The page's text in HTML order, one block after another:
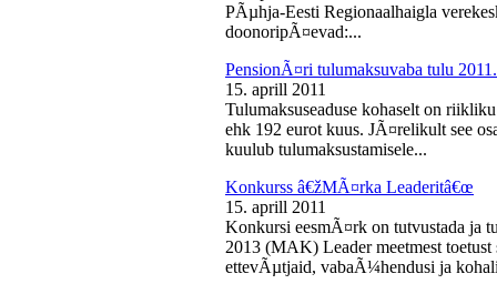
PÃµhja-Eesti Regionaalhaigla
doonoripÃ¤evad:...
PensionÃ¤ri tulumaksuvaba tulu
15. aprill 2011
Tulumaksuseaduse kohaselt on
ehk 192 eurot kuus. JÃ¤relikult see
kuulub tulumaksustamisele...
Konkurss â€žMÃ¤rka Leaderitâ€œ
15. aprill 2011
Konkursi eesmÃ¤rk on tutvustada ja
2013 (MAK) Leader meetmest
ettevÃµtjaid, vabaÃ¼hendusi ja